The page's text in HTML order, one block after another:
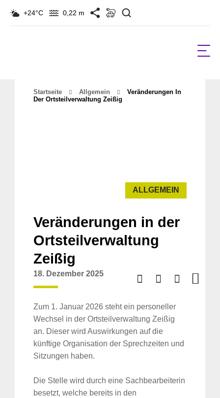
+24°C 0,22 m
Startseite Allgemein
Veränderungen In
Der Ortsteilverwaltung Zeißig
ALLGEMEIN
Veränderungen in der
Ortsteilverwaltung
Zeißig
18. Dezember 2025
Zum 1. Januar 2026 steht ein personeller
Wechsel in der Ortsteilverwaltung Zeißig
an. Dieser wird Auswirkungen auf die
künftige Organisation der Sprechzeiten und
Sitzungen haben.
Die Stelle wird durch eine Sachbearbeiterin
besetzt, welche bereits in den